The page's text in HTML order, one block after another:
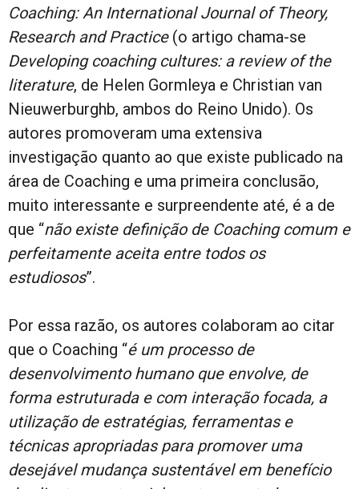
Coaching: An International Journal of Theory,
Research and Practice(o artigo chama-se
Developing coaching cultures: a review of the
literature, de Helen Gormleya e Christian van
Nieuwerburghb, ambos do Reino Unido). Os
autores promoveram uma extensiva
investigação quanto ao que existe publicado na
área de Coaching e uma primeira conclusão,
muito interessante e surpreendente até, é a de
que “não existe definição de Coaching comum e
perfeitamente aceita entre todos os
estudiosos”.
Por essa razão, os autores colaboram ao citar
que o Coaching “é um processo de
desenvolvimento humano que envolve, de
forma estruturada e com interação focada, a
utilização de estratégias, ferramentas e
técnicas apropriadas para promover uma
desejável mudança sustentável em benefício